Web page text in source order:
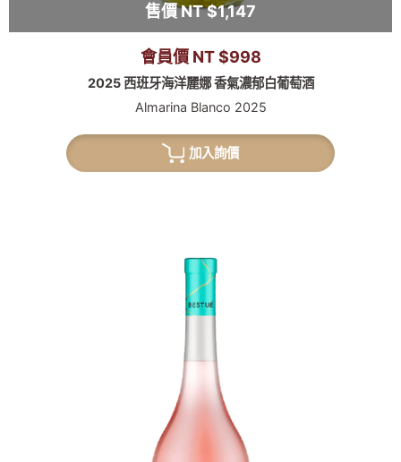
售價 NT $1,147
會員價 NT $998
2025 西班牙海洋麗娜 香氣濃郁白葡萄酒
Almarina Blanco 2025
加入詢價